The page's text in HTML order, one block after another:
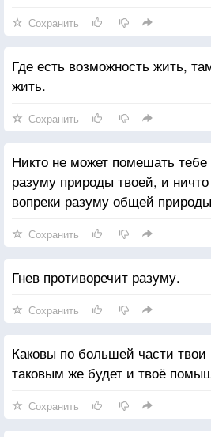
Сохранить
Где есть возможность жить,
жить.
Сохранить
Никто не может помешать тебе
разуму природы твоей, и
вопреки разуму общей
Сохранить
Гнев противоречит разуму.
Сохранить
Каковы по большей части твои
таковым же будет и твоё
Сохранить